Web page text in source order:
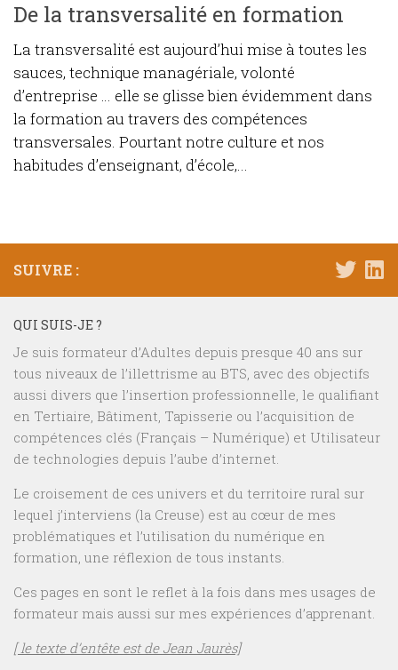
De la transversalité en formation
La transversalité est aujourd’hui mise à toutes les
sauces, technique managériale, volonté
d’entreprise … elle se glisse bien évidemment dans
la formation au travers des compétences
transversales. Pourtant notre culture et nos
habitudes d’enseignant, d’école,...
SUIVRE :
QUI SUIS-JE ?
Je suis formateur d’Adultes depuis presque 40 ans sur
tous niveaux de l’illettrisme au BTS, avec des objectifs
aussi divers que l’insertion professionnelle, le qualifiant
en Tertiaire, Bâtiment, Tapisserie ou l’acquisition de
compétences clés (Français – Numérique) et Utilisateur
de technologies depuis l’aube d’internet.
Le croisement de ces univers et du territoire rural sur
lequel j’interviens (la Creuse) est au cœur de mes
problématiques et l’utilisation du numérique en
formation, une réflexion de tous instants.
Ces pages en sont le reflet à la fois dans mes usages de
formateur mais aussi sur mes expériences d’apprenant.
[ le texte d’entête est de Jean Jaurès]